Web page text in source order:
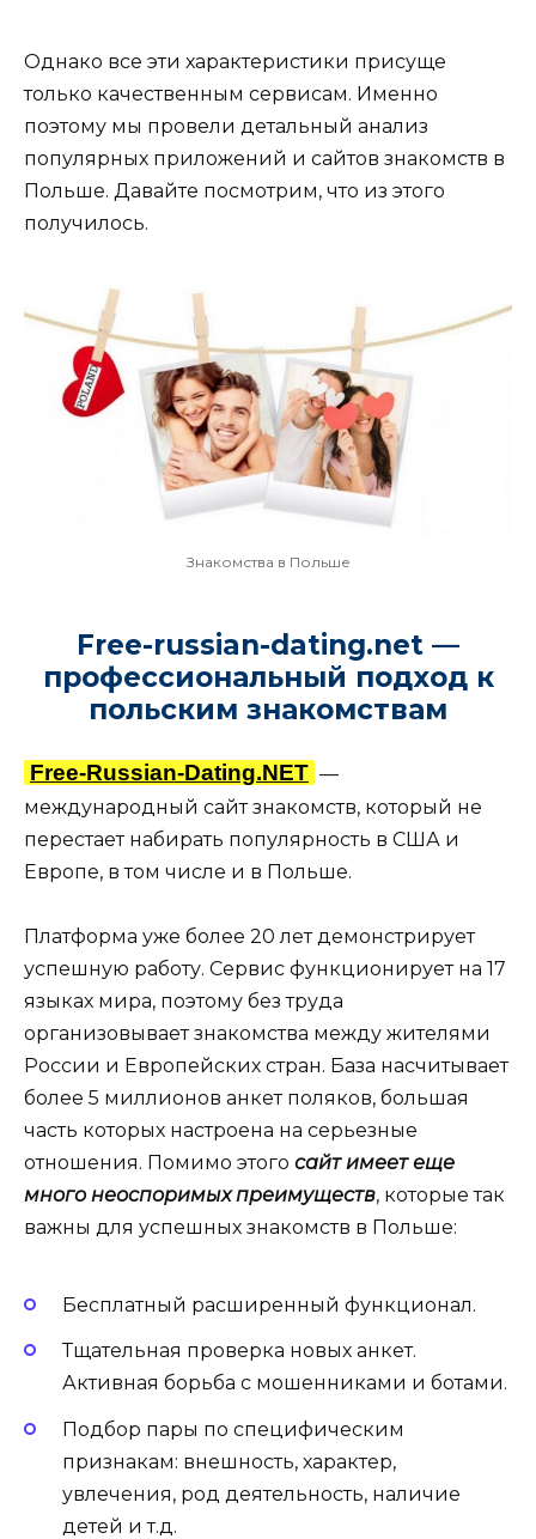
Однако все эти характеристики присуще
только качественным сервисам. Именно
поэтому мы провели детальный анализ
популярных приложений и сайтов знакомств в
Польше. Давайте посмотрим, что из этого
получилось.
Знакомства в Польше
Free-russian-dating.net —
профессиональный подход к
польским знакомствам
Free-Russian-Dating.NET —
международный сайт знакомств, который не
перестает набирать популярность в США и
Европе, в том числе и в Польше.
Платформа уже более 20 лет демонстрирует
успешную работу. Сервис функционирует на 17
языках мира, поэтому без труда
организовывает знакомства между жителями
России и Европейских стран. База насчитывает
более 5 миллионов анкет поляков, большая
часть которых настроена на серьезные
отношения. Помимо этого сайт имеет еще
много неоспоримых преимуществ, которые так
важны для успешных знакомств в Польше:
Бесплатный расширенный функционал.
Тщательная проверка новых анкет.
Активная борьба с мошенниками и ботами.
Подбор пары по специфическим
признакам: внешность, характер,
увлечения, род деятельность, наличие
детей и т.д.